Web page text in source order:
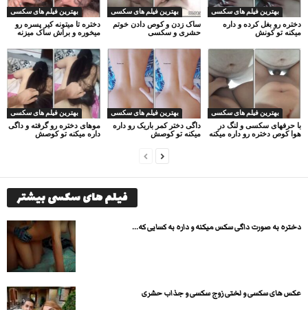
بهترین فیلم های سکسی
دختره تا میتونه کیر پسره رو
میخوره و براش ساک میزنه
بهترین فیلم های سکسی
ساک زدن و کوص دادن خوتم
حشری و سکسی
بهترین فیلم های سکسی
دختره رو بغل کرده و داره
میکنه تو کونش
بهترین فیلم های سکسی
موهای دختره رو گرفته و داگی
داره میکنه تو کوصش
بهترین فیلم های سکسی
داگی دختر کمر باریک رو داره
میکنه تو کوصش
بهترین فیلم های سکسی
با حرفهای سکسی و لنگ در
هوا کوص دختره رو داره میکنه
فیلم های سکسی بیشتر
دختره به صورت داگی سکس میکنه و داره به کسایی که...
عکس های سکسی و لختی زوج سکسی و جذاب حشری